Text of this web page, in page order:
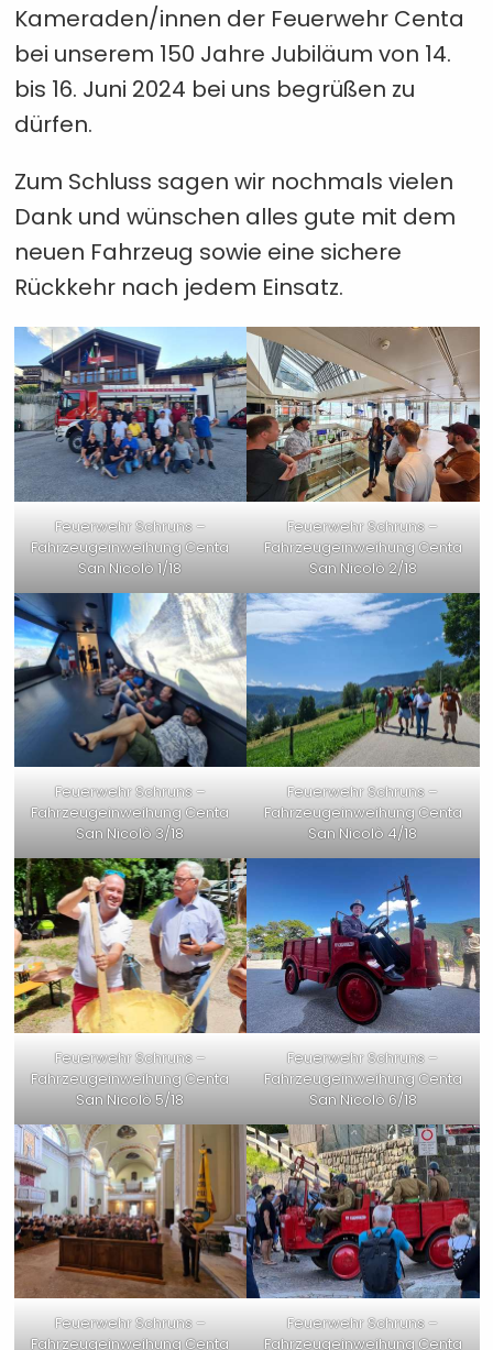
Kameraden/innen der Feuerwehr Centa
bei unserem 150 Jahre Jubiläum von 14.
bis 16. Juni 2024 bei uns begrüßen zu
dürfen.
Zum Schluss sagen wir nochmals vielen
Dank und wünschen alles gute mit dem
neuen Fahrzeug sowie eine sichere
Rückkehr nach jedem Einsatz.
Feuerwehr Schruns –
Fahrzeugeinweihung Centa
San Nicolò 1/18
Feuerwehr Schruns –
Fahrzeugeinweihung Centa
San Nicolò 2/18
Feuerwehr Schruns –
Fahrzeugeinweihung Centa
San Nicolò 3/18
Feuerwehr Schruns –
Fahrzeugeinweihung Centa
San Nicolò 4/18
Feuerwehr Schruns –
Fahrzeugeinweihung Centa
San Nicolò 5/18
Feuerwehr Schruns –
Fahrzeugeinweihung Centa
San Nicolò 6/18
Feuerwehr Schruns –
Fahrzeugeinweihung Centa
Feuerwehr Schruns –
Fahrzeugeinweihung Centa